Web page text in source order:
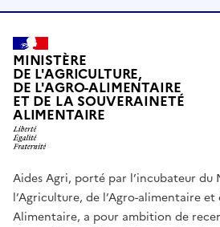
MINISTÈRE
DE L'AGRICULTURE,
DE L'AGRO-ALIMENTAIRE
ET DE LA SOUVERAINETÉ
ALIMENTAIRE
Aides Agri, porté par l’incubateur du
l’Agriculture, de l’Agro-alimentaire
Alimentaire, a pour ambition de